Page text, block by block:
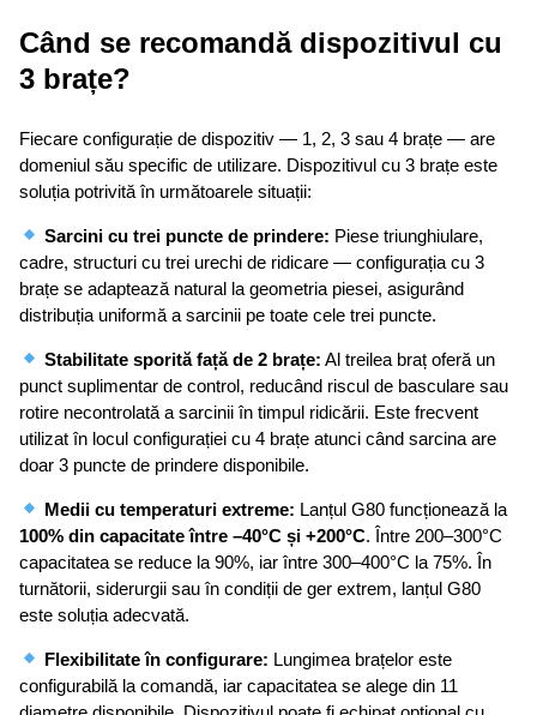
Când se recomandă dispozitivul cu
3 brațe?
Fiecare configurație de dispozitiv — 1, 2, 3 sau 4 brațe — are
domeniul său specific de utilizare. Dispozitivul cu 3 brațe este
soluția potrivită în următoarele situații:
Sarcini cu trei puncte de prindere: Piese triunghiulare,
cadre, structuri cu trei urechi de ridicare — configurația cu 3
brațe se adaptează natural la geometria piesei, asigurând
distribuția uniformă a sarcinii pe toate cele trei puncte.
Stabilitate sporită față de 2 brațe: Al treilea braț oferă un
punct suplimentar de control, reducând riscul de basculare sau
rotire necontrolată a sarcinii în timpul ridicării. Este frecvent
utilizat în locul configurației cu 4 brațe atunci când sarcina are
doar 3 puncte de prindere disponibile.
Medii cu temperaturi extreme: Lanțul G80 funcționează la
100% din capacitate între –40°C și +200°C. Între 200–300°C
capacitatea se reduce la 90%, iar între 300–400°C la 75%. În
turnătorii, siderurgii sau în condiții de ger extrem, lanțul G80
este soluția adecvată.
Flexibilitate în configurare: Lungimea brațelor este
configurabilă la comandă, iar capacitatea se alege din 11